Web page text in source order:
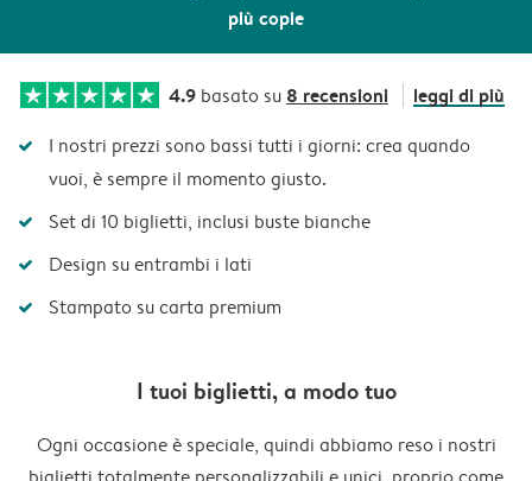
più copie
4.9 basato su 8 recensioni leggi di più
I nostri prezzi sono bassi tutti i giorni: crea quando
vuoi, è sempre il momento giusto.
Set di 10 biglietti, inclusi buste bianche
Design su entrambi i lati
Stampato su carta premium
I tuoi biglietti, a modo tuo
Ogni occasione è speciale, quindi abbiamo reso i nostri